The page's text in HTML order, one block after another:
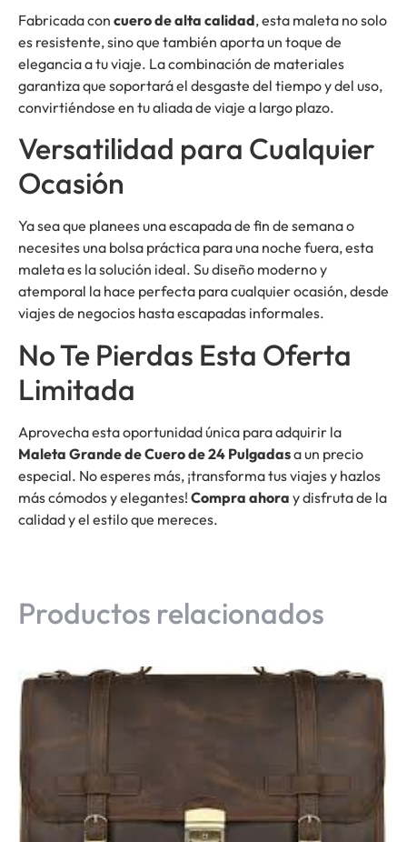
Fabricada con cuero de alta calidad, esta maleta no solo
es resistente, sino que también aporta un toque de
elegancia a tu viaje. La combinación de materiales
garantiza que soportará el desgaste del tiempo y del uso,
convirtiéndose en tu aliada de viaje a largo plazo.
Versatilidad para Cualquier
Ocasión
Ya sea que planees una escapada de fin de semana o
necesites una bolsa práctica para una noche fuera, esta
maleta es la solución ideal. Su diseño moderno y
atemporal la hace perfecta para cualquier ocasión, desde
viajes de negocios hasta escapadas informales.
No Te Pierdas Esta Oferta
Limitada
Aprovecha esta oportunidad única para adquirir la
Maleta Grande de Cuero de 24 Pulgadasa un precio
especial. No esperes más, ¡transforma tus viajes y hazlos
más cómodos y elegantes! Compra ahora y disfruta de la
calidad y el estilo que mereces.
Productos relacionados